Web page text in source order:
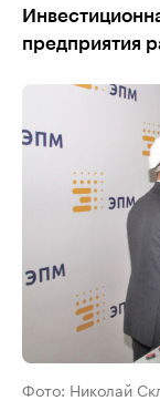
предприятия
Фото: Николай